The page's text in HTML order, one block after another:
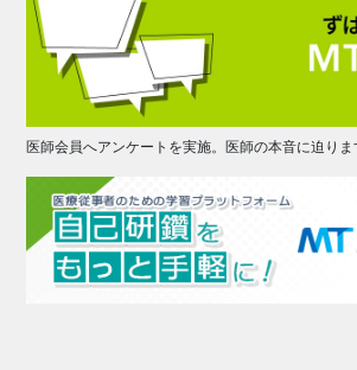
医師会員へアンケートを実施。医師の本音に迫りま